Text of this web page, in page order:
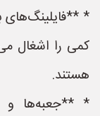
* **فایلینگ‌های
کمی را اشغال
هستند.
* **جعبه‌ها و